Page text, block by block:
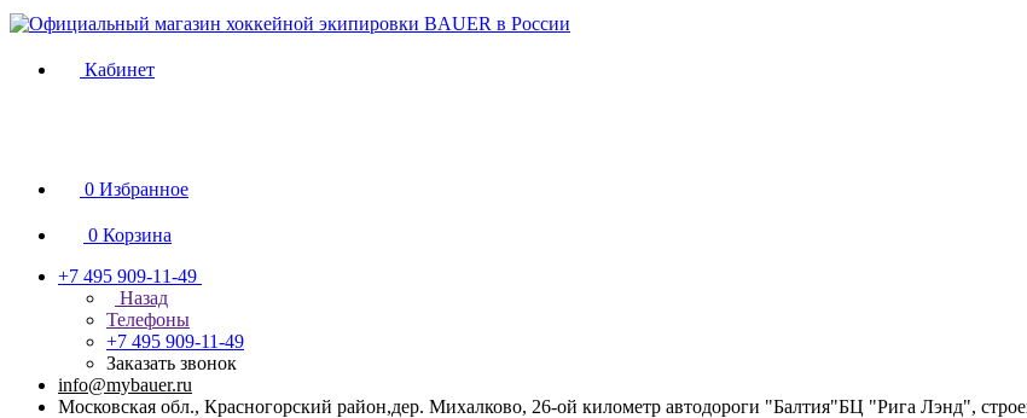
Кабинет
0 Избранное
0 Корзина
+7 495 909-11-49
Назад
Телефоны
+7 495 909-11-49
Заказать звонок
info@mybauer.ru
Московская обл., Красногорский район,дер. Михалково, 26-ой километр автодороги "Балтия"БЦ "Рига Лэнд",